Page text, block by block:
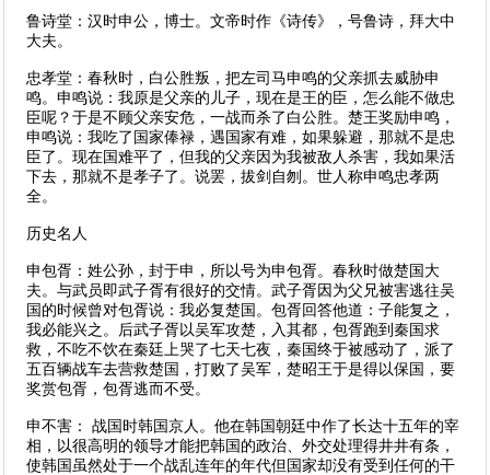
鲁诗堂：汉时申公，博士。文帝时作《诗传》，号鲁诗，拜大中
大夫。
忠孝堂：春秋时，白公胜叛，把左司马申鸣的父亲抓去威胁申
鸣。申鸣说：我原是父亲的儿子，现在是王的臣，怎么能不做忠
臣呢？于是不顾父亲安危，一战而杀了白公胜。楚王奖励申鸣，
申鸣说：我吃了国家俸禄，遇国家有难，如果躲避，那就不是忠
臣了。现在国难平了，但我的父亲因为我被敌人杀害，我如果活
下去，那就不是孝子了。说罢，拔剑自刎。世人称申鸣忠孝两
全。
历史名人
申包胥：姓公孙，封于申，所以号为申包胥。春秋时做楚国大
夫。与武员即武子胥有很好的交情。武子胥因为父兄被害逃往吴
国的时候曾对包胥说：我必复楚国。包胥回答他道：子能复之，
我必能兴之。后武子胥以吴军攻楚，入其都，包胥跑到秦国求
救，不吃不饮在秦廷上哭了七天七夜，秦国终于被感动了，派了
五百辆战车去营救楚国，打败了吴军，楚昭王于是得以保国，要
奖赏包胥，包胥逃而不受。
申不害： 战国时韩国京人。他在韩国朝廷中作了长达十五年的宰
相，以很高明的领导才能把韩国的政治、外交处理得井井有条，
使韩国虽然处于一个战乱连年的年代但国家却没有受到任何的干